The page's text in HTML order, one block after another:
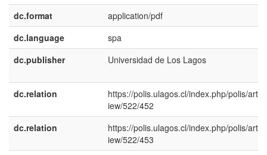
dc.format
application/pdf
dc.language
spa
dc.publisher
Universidad de Los Lagos
dc.relation
https://polis.ulagos.cl/index.php/polis/
iew/522/452
dc.relation
https://polis.ulagos.cl/index.php/polis/
iew/522/453